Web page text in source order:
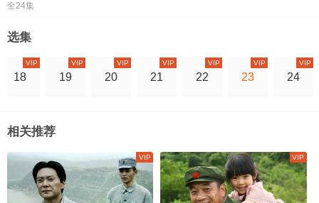
全24集
选集
18
VIP
19
VIP
20
VIP
21
VIP
22
VIP
23
VIP
24
VIP
相关推荐